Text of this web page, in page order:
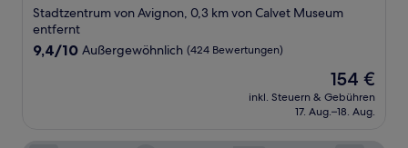
Sterne-
Unterkunft
Stadtzentrum von Avignon, 0,3 km von Calvet Museum
entfernt
9.4
9,4/10 Außergewöhnlich (424 Bewertungen)
Der
Preis
beträgt
154 €
inkl. Steuern & Gebühren
17. Aug.–18. Aug.